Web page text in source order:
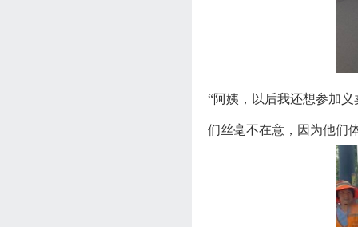
“阿姨，以后我还想参加
们丝毫不在意，因为他们